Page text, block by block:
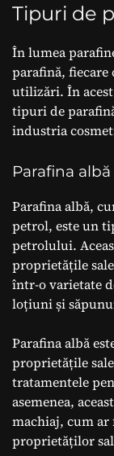
Tipuri de
În lumea
parafină,
utilizări. În
tipuri de
industria
Parafina albă
Parafina albă,
petrol, este un
petrolului.
proprietățile
într-o varietate
loțiuni și
Parafina albă
proprietățile
tratamentele
asemenea,
machiaj, cum
proprietăților